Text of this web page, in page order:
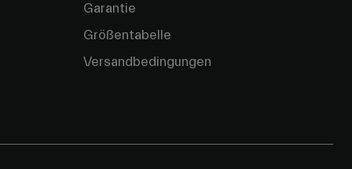
Garantie
Größentabelle
Versandbedingungen